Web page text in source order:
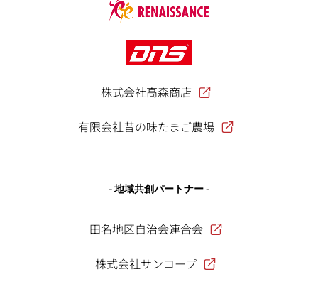
株式会社高森商店
有限会社昔の味たまご農場
- 地域共創パートナー -
田名地区自治会連合会
株式会社サンコープ